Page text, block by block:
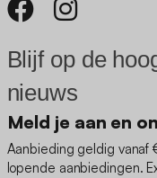
Blijf op de
nieuws
Meld je aan en
Aanbieding geldig
lopende aanbiedingen.